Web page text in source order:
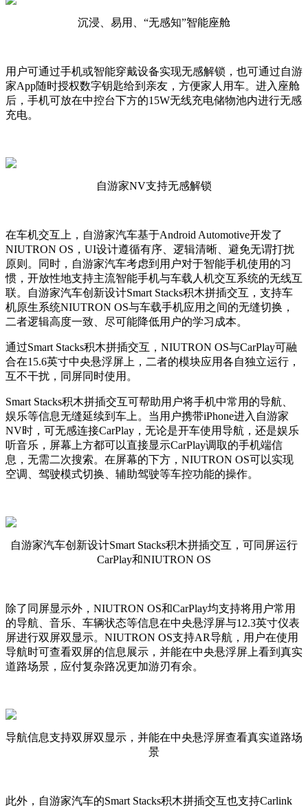
沉浸、易用、“无感知”智能座舱
用户可通过手机或智能穿戴设备实现无感解锁，也可通过自游
家App随时授权数字钥匙给到亲友，方便家人用车。进入座舱
后，手机可放在中控台下方的15W无线充电储物池内进行无感
充电。
自游家NV支持无感解锁
在车机交互上，自游家汽车基于Android Automotive开发了
NIUTRON OS，UI设计遵循有序、逻辑清晰、避免无谓打扰
原则。同时，自游家汽车考虑到用户对于智能手机使用的习
惯，开放性地支持主流智能手机与车载人机交互系统的无线互
联。自游家汽车创新设计Smart Stacks积木拼插交互，支持车
机原生系统NIUTRON OS与车载手机应用之间的无缝切换，
二者逻辑高度一致、尽可能降低用户的学习成本。
通过Smart Stacks积木拼插交互，NIUTRON OS与CarPlay可融
合在15.6英寸中央悬浮屏上，二者的模块应用各自独立运行，
互不干扰，同屏同时使用。
Smart Stacks积木拼插交互可帮助用户将手机中常用的导航、
娱乐等信息无缝延续到车上。当用户携带iPhone进入自游家
NV时，可无感连接CarPlay，无论是开车使用导航，还是娱乐
听音乐，屏幕上方都可以直接显示CarPlay调取的手机端信
息，无需二次搜索。在屏幕的下方，NIUTRON OS可以实现
空调、驾驶模式切换、辅助驾驶等车控功能的操作。
自游家汽车创新设计Smart Stacks积木拼插交互，可同屏运行
CarPlay和NIUTRON OS
除了同屏显示外，NIUTRON OS和CarPlay均支持将用户常用
的导航、音乐、车辆状态等信息在中央悬浮屏与12.3英寸仪表
屏进行双屏双显示。NIUTRON OS支持AR导航，用户在使用
导航时可查看双屏的信息展示，并能在中央悬浮屏上看到真实
道路场景，应付复杂路况更加游刃有余。
导航信息支持双屏双显示，并能在中央悬浮屏查看真实道路场
景
此外，自游家汽车的Smart Stacks积木拼插交互也支持Carlink